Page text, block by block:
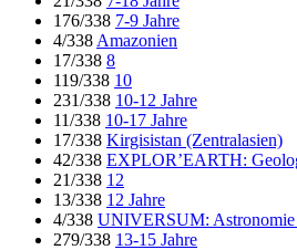
176/338 7-9 Jahre
4/338 Amazonien
17/338 8
119/338 10
231/338 10-12 Jahre
11/338 10-17 Jahre
17/338 Kirgisistan (Zentralasien)
42/338 EXPLOR’EARTH:
21/338 12
13/338 12 Jahre
4/338 UNIVERSUM: Astronomie
279/338 13-15 Jahre